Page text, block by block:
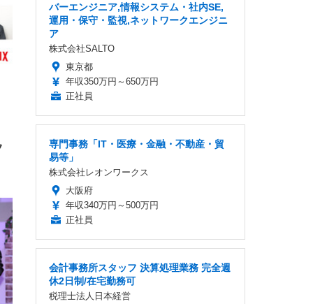
)
バーエンジニア,情報システム・社内SE,
運用・保守・監視,ネットワークエンジニ
ア
株式会社SALTO
東京都
年収350万円～650万円
正社員
専門事務「IT・医療・金融・不動産・貿
易等」
株式会社レオンワークス
大阪府
年収340万円～500万円
正社員
会計事務所スタッフ 決算処理業務 完全週
休2日制/在宅勤務可
税理士法人日本経営